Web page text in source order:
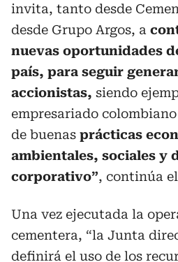
invita, tanto desde
desde Grupo Argos, a
nuevas oportunidades
país, para seguir
accionistas, siendo
empresariado
de buenas prácticas
ambientales, sociales y
corporativo”, continúa
Una vez ejecutada la
cementera, “la Junta
definirá el uso de los